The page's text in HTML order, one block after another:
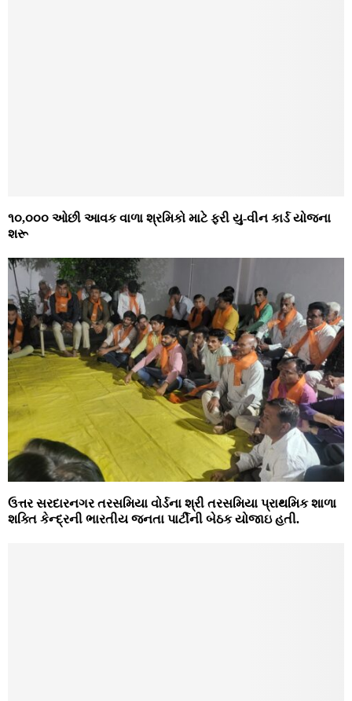
૧૦,૦૦૦ ઓછી આવક વાળા શ્રમિકો માટે ફરી યુ-વીન કાર્ડ યોજના
શરૂ
ઉત્તર સરદારનગર તરસમિયા વોર્ડના શ્રી તરસમિયા પ્રાથમિક શાળા
શક્તિ કેન્દ્રની ભારતીય જનતા પાર્ટીની બેઠક યોજાઇ હતી.